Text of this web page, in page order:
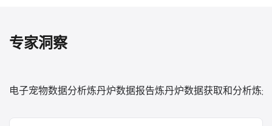
专家洞察
电子宠物数据分析炼丹炉数据报告炼丹炉数据获取和分析炼